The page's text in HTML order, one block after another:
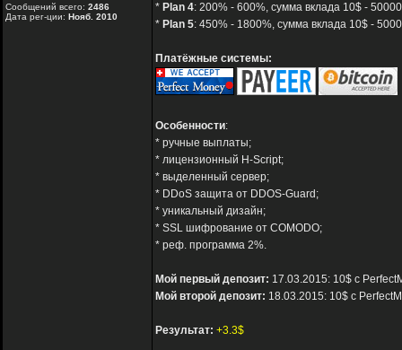
Сообщений всего: 2486
Дата рег-ции: Нояб. 2010
* Plan 4: 200% - 600%, сумма вклада 10$ -
* Plan 5: 450% - 1800%, сумма вклада 10$ -
Платёжные системы:
Особенности:
* ручные выплаты;
* лицензионный H-Script;
* выделенный сервер;
* DDoS защита от DDOS-Guard;
* уникальный дизайн;
* SSL шифрование от COMODO;
* реф. программа 2%.
Мой первый депозит: 17.03.2015: 10$ с
Мой второй депозит: 18.03.2015: 10$ с
Результат: +3.3$